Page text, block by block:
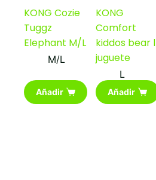
KONG Cozie
Tuggz
Elephant M/L
M/L
Añadir
KONG
Comfort
kiddos bear l
juguete
L
Añadir